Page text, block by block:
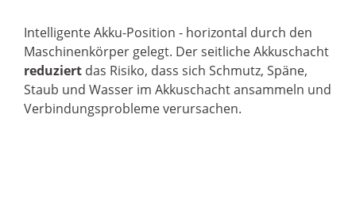
Intelligente Akku-Position - horizontal durch den
Maschinenkörper gelegt. Der seitliche Akkuschacht
reduziert das Risiko, dass sich Schmutz, Späne,
Staub und Wasser im Akkuschacht ansammeln und
Verbindungsprobleme verursachen.